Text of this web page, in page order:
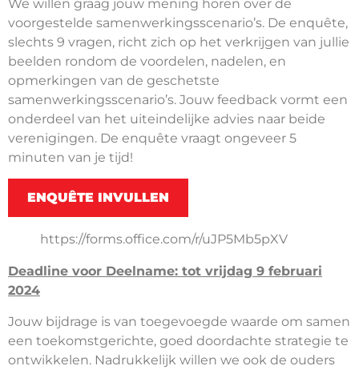
We willen graag jouw mening horen over de
voorgestelde samenwerkingsscenario’s. De enquête,
slechts 9 vragen, richt zich op het verkrijgen van jullie
beelden rondom de voordelen, nadelen, en
opmerkingen van de geschetste
samenwerkingsscenario’s. Jouw feedback vormt een
onderdeel van het uiteindelijke advies naar beide
verenigingen. De enquête vraagt ongeveer 5
minuten van je tijd!
ENQUÊTE INVULLEN
https://forms.office.com/r/uJP5Mb5pXV
Deadline voor Deelname: tot vrijdag 9 februari
2024
Jouw bijdrage is van toegevoegde waarde om samen
een toekomstgerichte, goed doordachte strategie te
ontwikkelen. Nadrukkelijk willen we ook de ouders